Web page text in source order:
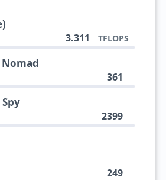
3.311 TFLOPS
361
2399
249